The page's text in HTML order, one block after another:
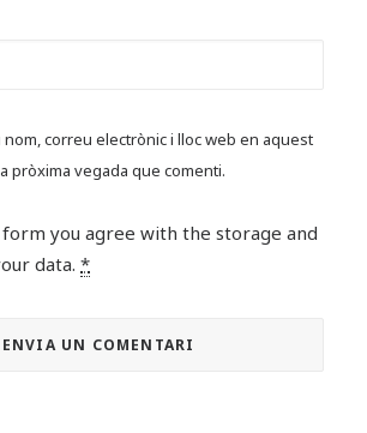
nom, correu electrònic i lloc web en aquest
pròxima vegada que comenti.
form you agree with the storage and
data.*